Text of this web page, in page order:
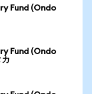
Fund (Ondo
Fund (Ondo